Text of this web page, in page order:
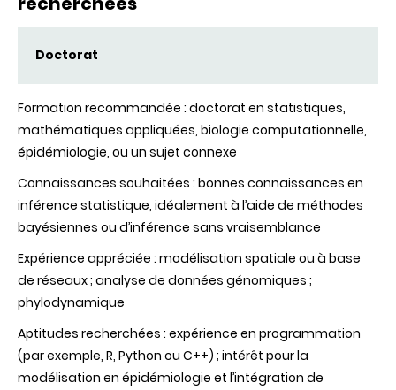
Doctorat
Formation recommandée : doctorat en statistiques,
mathématiques appliquées, biologie computationnelle,
épidémiologie, ou un sujet connexe
Connaissances souhaitées : bonnes connaissances en
inférence statistique, idéalement à l’aide de méthodes
bayésiennes ou d’inférence sans vraisemblance
Expérience appréciée : modélisation spatiale ou à base
de réseaux ; analyse de données génomiques ;
phylodynamique
Aptitudes recherchées : expérience en programmation
(par exemple, R, Python ou C++) ; intérêt pour la
modélisation en épidémiologie et l’intégration de